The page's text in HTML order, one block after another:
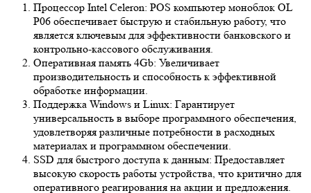
Процессор Intel Celeron: POS компьютер моноблок OL
P06 обеспечивает быструю и стабильную работу, что
является ключевым для эффективности банковского и
контрольно-кассового обслуживания.
Оперативная память 4Gb: Увеличивает
производительность и способность к эффективной
обработке информации.
Поддержка Windows и Linux: Гарантирует
универсальность в выборе программного обеспечения,
удовлетворяя различные потребности в расходных
материалах и программном обеспечении.
SSD для быстрого доступа к данным: Предоставляет
высокую скорость работы устройства, что критично для
оперативного реагирования на акции и предложения.